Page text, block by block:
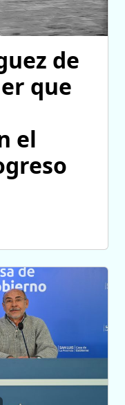
de
que
el